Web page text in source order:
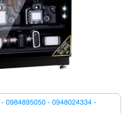
- 0984895050 - 0948024334 -